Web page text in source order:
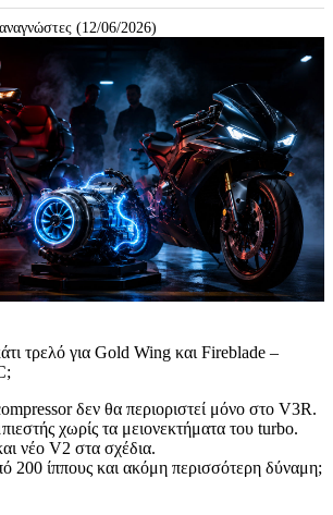
(12/06/2026)
τρελό για Gold Wing και Fireblade –
δεν θα περιοριστεί μόνο στο V3R.
χωρίς τα μειονεκτήματα του turbo.
νέο V2 στα σχέδια.
200 ίππους και ακόμη περισσότερη δύναμη;